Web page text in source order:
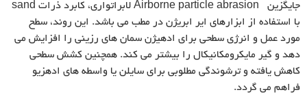
جایگزین Airborne particle abrasion لابراتواری، کابرد ذرات sand
با استفاده از ابزارهای ایر ابریژن در مطب می باشد. این روند، سطح
مورد عمل و انرژی سطحی برای ادهیژن سمان های رزینی را افزایش می
دهد و گیر مایکرومکانیکال را بیشتر می کند. همچنین کشش سطحی
کاهش یافته و ترشوندگی مطلوبی برای سایلن یا واسطه های ادهزیو
فراهم می گردد.